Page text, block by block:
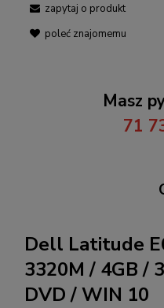
zapytaj o produkt
poleć znajomemu
Masz
71
Dell Latitude
3320M / 4GB /
DVD / WIN 10